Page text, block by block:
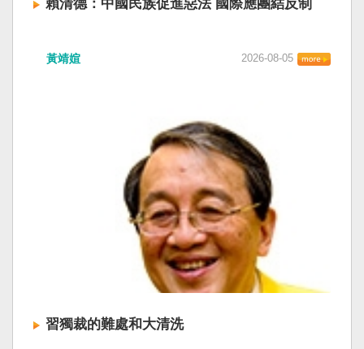
賴清德：中國民族促進惡法 國際應團結反制
「民族團結進步促進法」對各國人民進行政治審
統賴清德昨日於凱達格蘭論壇致詞表示，中國的
「民促法」不僅侵害台灣主權，更透過跨國鎮
壓，對世界各國人民進行政治審查、製造寒蟬效
應，是國際社會應該團結反制的惡法；台灣不會
接受統戰滲透和紅色恐怖、不會坐視中國將壓迫
黑手伸進台灣，或任何自由國家與地區。 不會坐
視北京黑手伸進台灣 賴清德指出，中國上個月不
顧國際反對，實施「民族團結進步促進法」，
「對中政策跨國議會聯盟」（IPAC）隨即發表聲
明，譴責嚴重違反基本人權。他感謝IPAC日本共
同主席中谷元、IPAC執行主任裴倫德昨以行動再
次彰顯這份聲明的立場，很榮幸代表台灣人民接
受IPAC的聲明，台灣會給予堅定的支持，共同捍
黃靖媗 2026-08-05
習獨裁的難處和大清洗